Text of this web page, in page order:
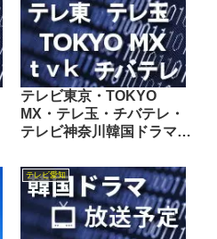
テレビ東京・TOKYO
MX・テレ玉・チバテレ・
テレビ神奈川韓国ドラマ週
10/24
テレビ愛知